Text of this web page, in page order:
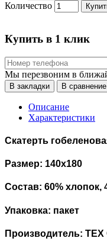
Количество
Купить в 1 клик
Мы перезвоним в
В закладки В сравнение
Описание
Характеристики
Скатерть
Размер: 140х180
Состав: 60% хлопок,
Упаковка: пакет
Производитель: TEX